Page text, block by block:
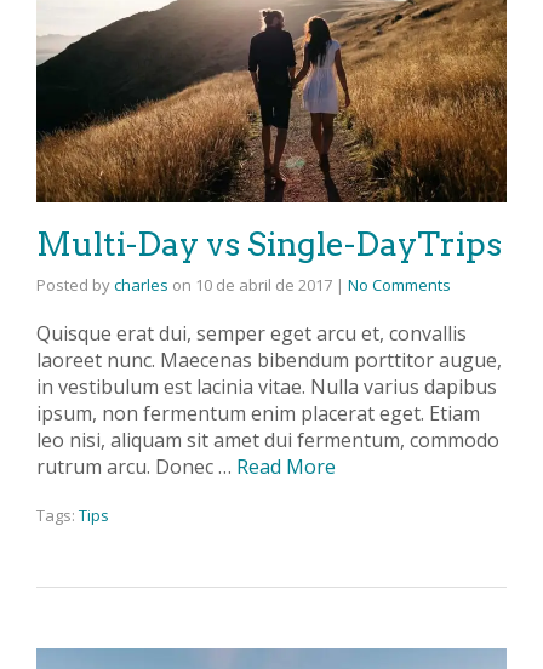
Multi-Day vs Single-DayTrips
Posted bycharles on 10 de abril de 2017 | No Comments
Quisque erat dui, semper eget arcu et, convallis
laoreet nunc. Maecenas bibendum porttitor augue,
in vestibulum est lacinia vitae. Nulla varius dapibus
ipsum, non fermentum enim placerat eget. Etiam
leo nisi, aliquam sit amet dui fermentum, commodo
rutrum arcu. Donec … Read More
Tags: Tips